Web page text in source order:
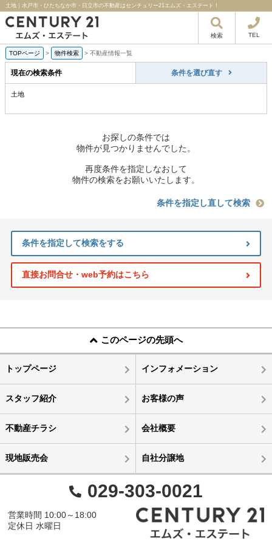
土地｜水戸市・ひたちなか市・日立市の不動産はセンチュリー21エムズ・エステート！
検索 TEL
TOPページ > 物件検索 > 不動産情報一覧
現在の検索条件 条件を選び直す
土地
お探しの条件では
物件が見つかりませんでした。
再度条件を指定しなおして
物件の検索をお願いいたします。
条件を指定し直して検索
条件を指定して検索をする
直接お問合せ・web予約はこちら
このページの先頭へ
トップページ インフォメーション
スタッフ紹介 お客様の声
不動産チラシ 会社概要
現地販売会 自社分譲地
029-303-0021
営業時間 10:00～18:00
定休日 水曜日